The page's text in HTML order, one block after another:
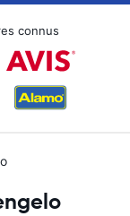
connus